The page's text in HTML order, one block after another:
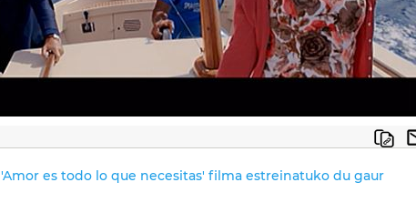
'Amor es todo lo que necesitas' filma estreinatuko du gaur